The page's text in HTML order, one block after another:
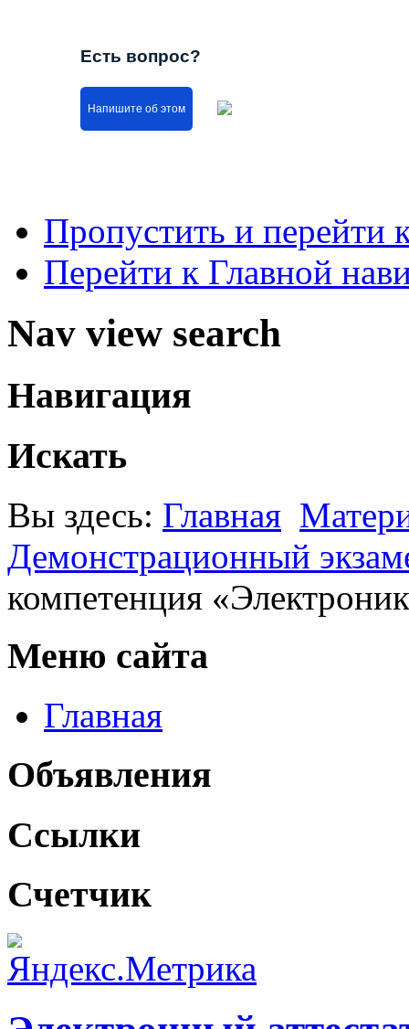
Есть вопрос?
Напишите об этом
Пропустить и перейти
Перейти к Главной
Nav view search
Навигация
Искать
Вы здесь: Главная
Демонстрационный
компетенция
Меню сайта
Главная
Объявления
Ссылки
Счетчик